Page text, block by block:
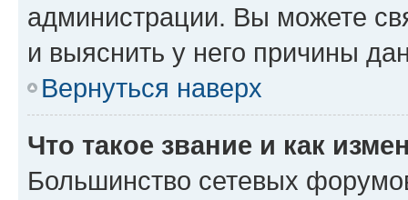
администрации. Вы можете
и выяснить у него причины
Вернуться наверх
Что такое звание и как
Большинство сетевых